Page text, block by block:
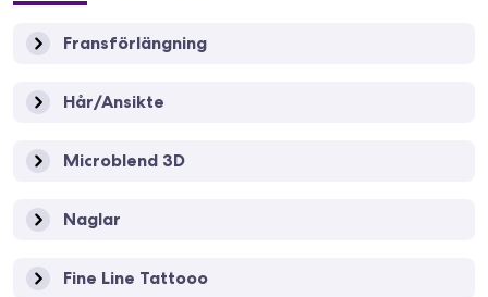
Fransförlängning
Hår/Ansikte
Microblend 3D
Naglar
Fine Line Tattooo